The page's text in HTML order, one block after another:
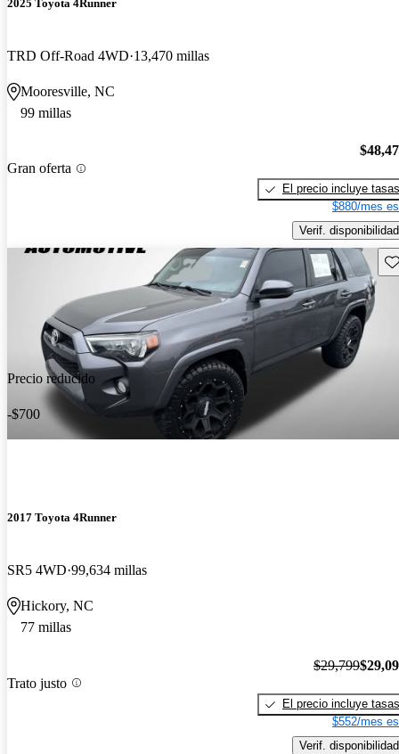
2025 Toyota 4Runner
TRD Off-Road 4WD 13,470 millas
Mooresville, NC
99 millas
Gran oferta
El precio incluye tasas
$880/mes
Verif. disponibilidad
Precio reducido
-$700
2017 Toyota 4Runner
SR5 4WD 99,634 millas
Hickory, NC
77 millas
Trato justo
$29,799
El precio incluye tasas
$552/mes
Verif. disponibilidad